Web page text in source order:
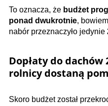
To oznacza, że budżet
ponad dwukrotnie,
nabór przeznaczyło jedynie
Dopłaty do dachów
rolnicy dostaną
Skoro budżet został